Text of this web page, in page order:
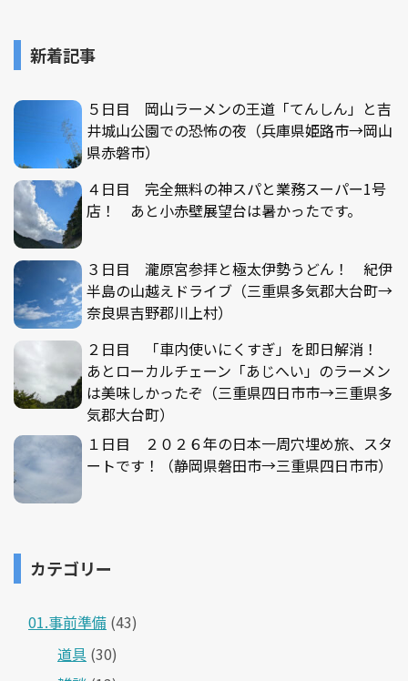
新着記事
５日目 岡山ラーメンの王道「てんしん」と吉
井城山公園での恐怖の夜（兵庫県姫路市→岡山
県赤磐市）
４日目 完全無料の神スパと業務スーパー1号
店！ あと小赤壁展望台は暑かったです。
３日目 瀧原宮参拝と極太伊勢うどん！ 紀伊
半島の山越えドライブ（三重県多気郡大台町→
奈良県吉野郡川上村）
２日目 「車内使いにくすぎ」を即日解消！
あとローカルチェーン「あじへい」のラーメン
は美味しかったぞ（三重県四日市市→三重県多
気郡大台町）
１日目 ２０２６年の日本一周穴埋め旅、スタ
ートです！（静岡県磐田市→三重県四日市市）
カテゴリー
01.事前準備 (43)
道具 (30)